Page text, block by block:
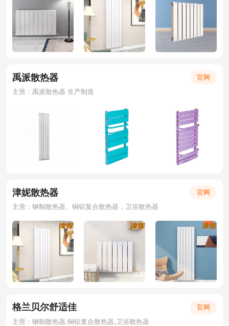
禹派散热器
官网
主营：禹派散热器 生产制造
津妮散热器
官网
主营：钢制散热器、铜铝复合散热器，卫浴散热器
格兰贝尔舒适佳
官网
主营：钢制散热器,铜铝复合散热器,卫浴散热器